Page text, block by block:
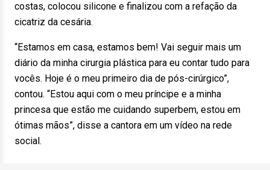
costas, colocou silicone e finalizou com a refação da
cicatriz da cesária.
“Estamos em casa, estamos bem! Vai seguir mais um
diário da minha cirurgia plástica para eu contar tudo para
vocês. Hoje é o meu primeiro dia de pós-cirúrgico”,
contou. “Estou aqui com o meu príncipe e a minha
princesa que estão me cuidando superbem, estou em
ótimas mãos”, disse a cantora em um vídeo na rede
social.